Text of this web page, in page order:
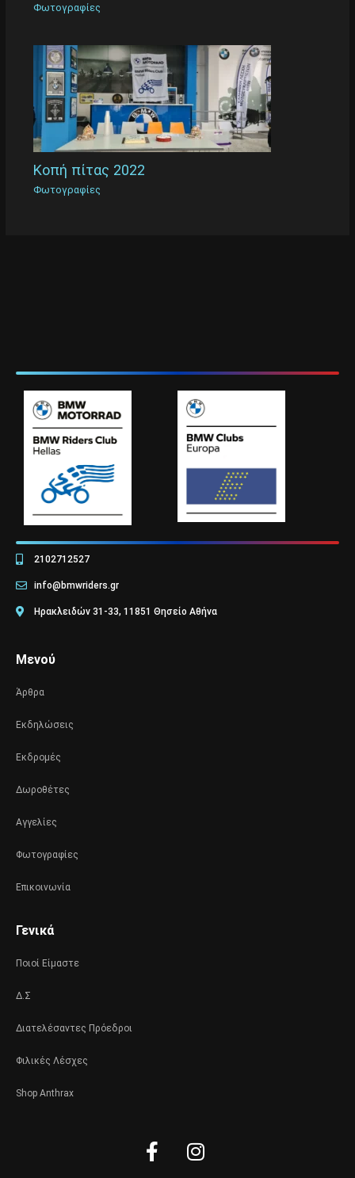
Φωτογραφίες
Κοπή πίτας 2022
Φωτογραφίες
2102712527
info@bmwriders.gr
Ηρακλειδών 31-33, 11851 Θησείο Αθήνα
Μενού
Άρθρα
Εκδηλώσεις
Εκδρομές
Δωροθέτες
Αγγελίες
Φωτογραφίες
Επικοινωνία
Γενικά
Ποιοί Είμαστε
Δ.Σ
Διατελέσαντες Πρόεδροι
Φιλικές Λέσχες
Shop Anthrax
Facebook-
f
Instagram